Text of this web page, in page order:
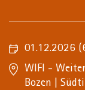
01.12.2026
WIFI -
Bozen |